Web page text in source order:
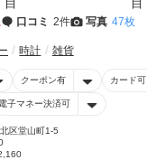
口コミ 2件 写真 47枚
時計 雑貨
クーポン有 カード可
電子マネー決済可
区堂山町1-5